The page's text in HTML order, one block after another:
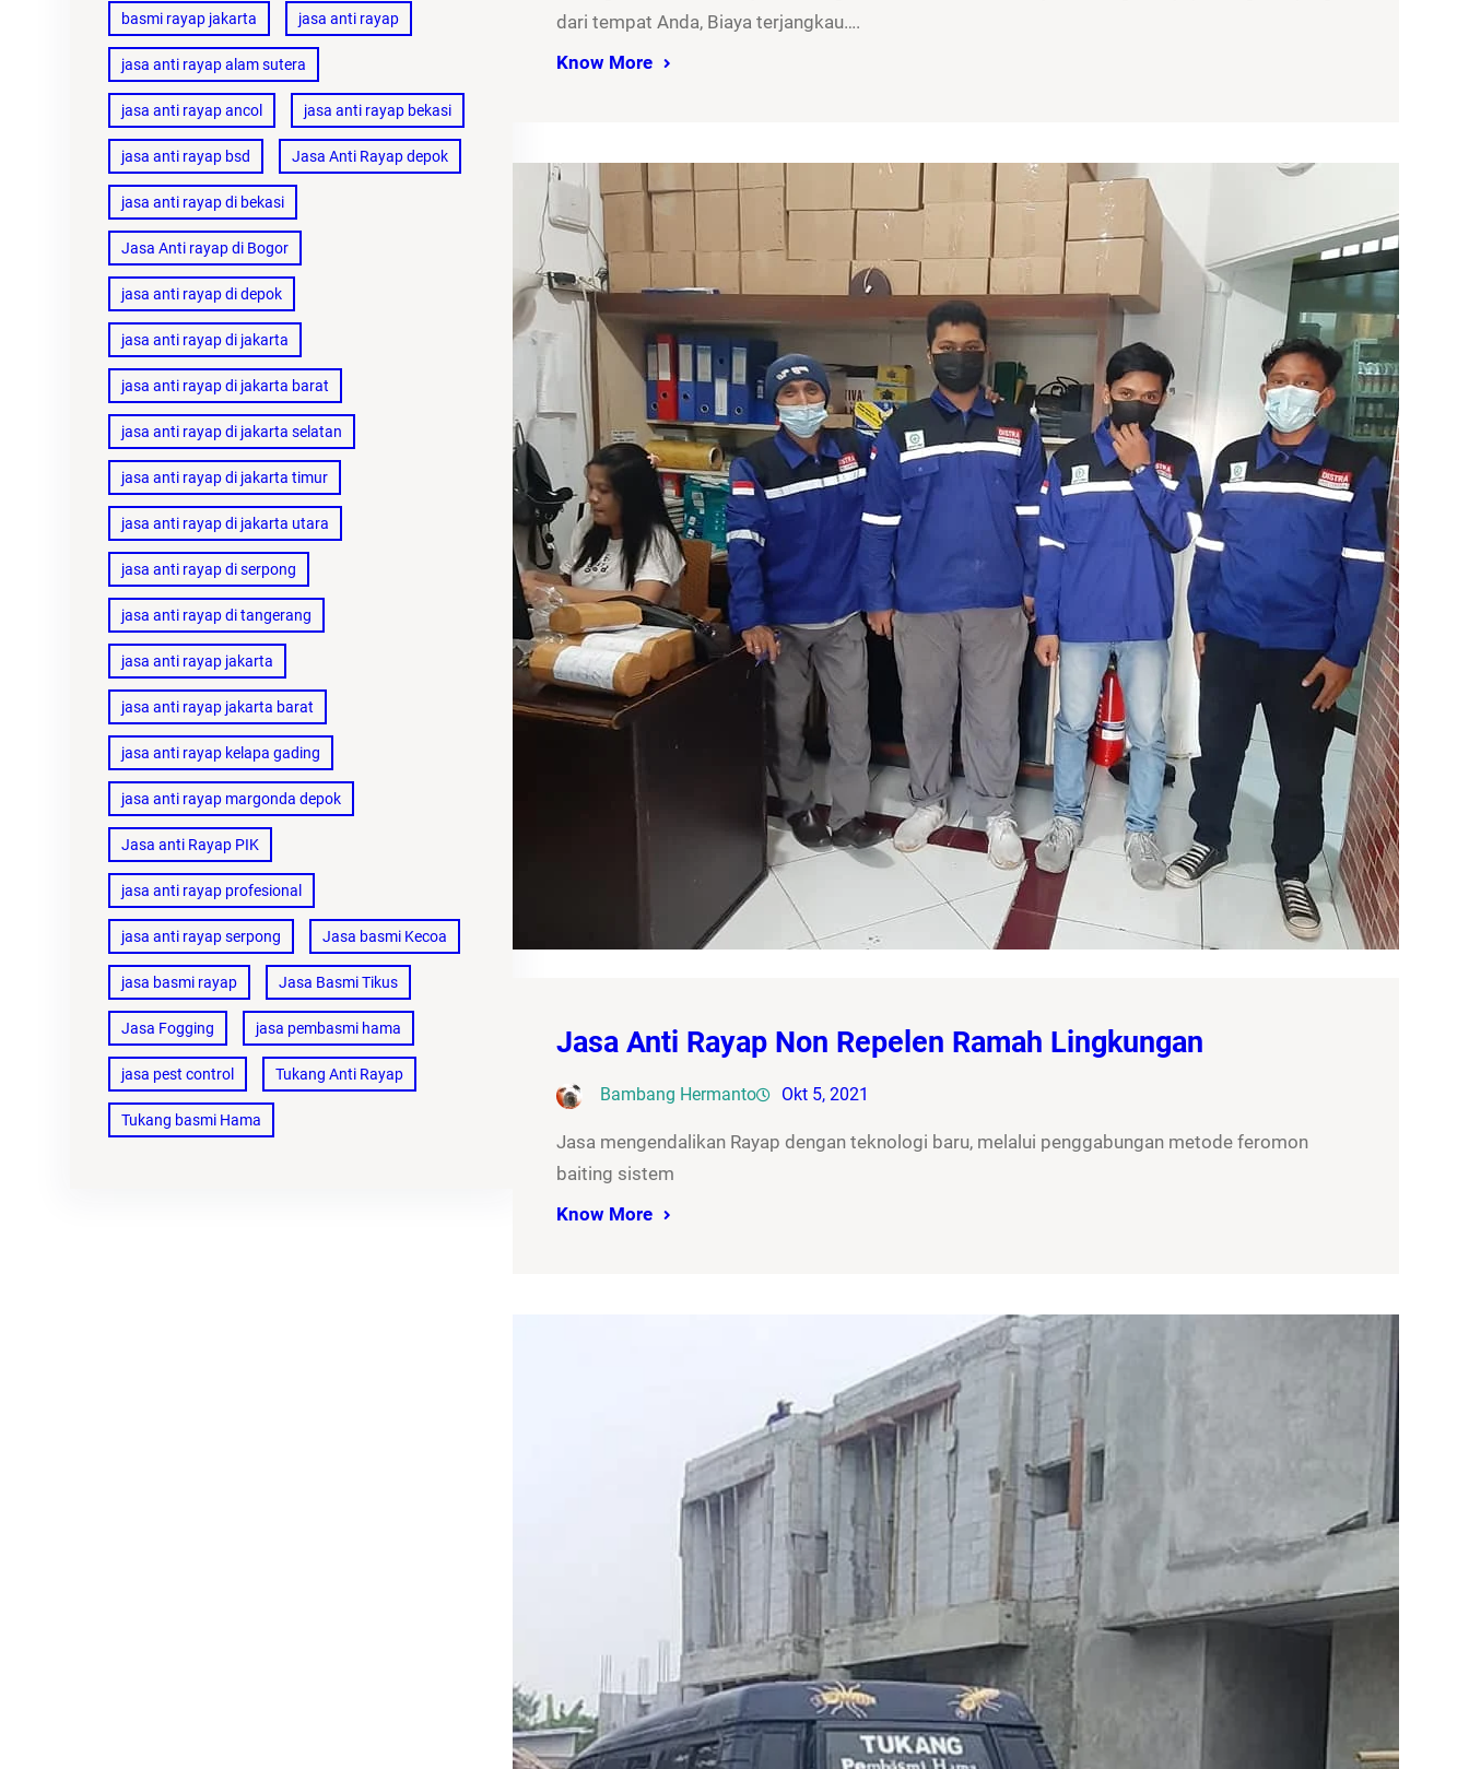
basmi rayap jakarta jasa anti rayap
jasa anti rayap alam sutera
jasa anti rayap ancol jasa anti rayap bekasi
jasa anti rayap bsd Jasa Anti Rayap depok
jasa anti rayap di bekasi
Jasa Anti rayap di Bogor
jasa anti rayap di depok
jasa anti rayap di jakarta
jasa anti rayap di jakarta barat
jasa anti rayap di jakarta selatan
jasa anti rayap di jakarta timur
jasa anti rayap di jakarta utara
jasa anti rayap di serpong
jasa anti rayap di tangerang
jasa anti rayap jakarta
jasa anti rayap jakarta barat
jasa anti rayap kelapa gading
jasa anti rayap margonda depok
Jasa anti Rayap PIK
jasa anti rayap profesional
jasa anti rayap serpong Jasa basmi Kecoa
jasa basmi rayap Jasa Basmi Tikus
Jasa Fogging jasa pembasmi hama
jasa pest control Tukang Anti Rayap
Tukang basmi Hama
dari tempat Anda, Biaya terjangkau….
Know More
Jasa Anti Rayap Non Repelen Ramah Lingkungan
Bambang Hermanto Okt 5, 2021
Jasa mengendalikan Rayap dengan teknologi baru, melalui penggabungan metode feromon
baiting sistem
Know More